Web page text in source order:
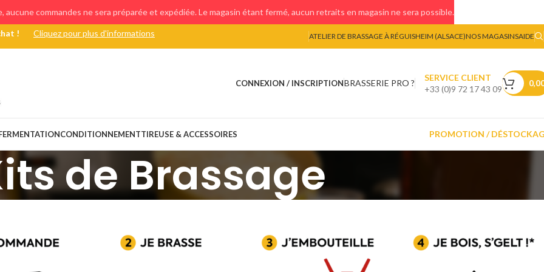
! Cliquez pour plus d'informations ATELIER DE BRASSAGE À RÉGUISHEIM (ALSACE)NOS MAGASINSAIDE
CONNEXION / INSCRIPTIONBRASSERIE PRO ?
SERVICE CLIENT
+33 (0)9 72 17 43 09
CONDITIONNEMENTTIREUSE & ACCESSOIRES PROMOTION /
de Brassage
aucune commandes ne sera préparée et expédiée. Le magasin étant fermé, aucun retraits en magasin ne sera possible.